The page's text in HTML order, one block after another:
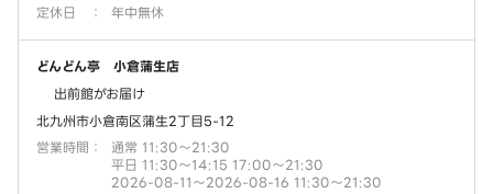
定休日
： 年中無休
どんどん亭 小倉蒲生店
出前館がお届け
北九州市小倉南区蒲生2丁目5-12
営業時間 ：
通常 11:30～21:30
平日 11:30～14:15 17:00～21:30
2026-08-11～2026-08-16 11:30～21:30